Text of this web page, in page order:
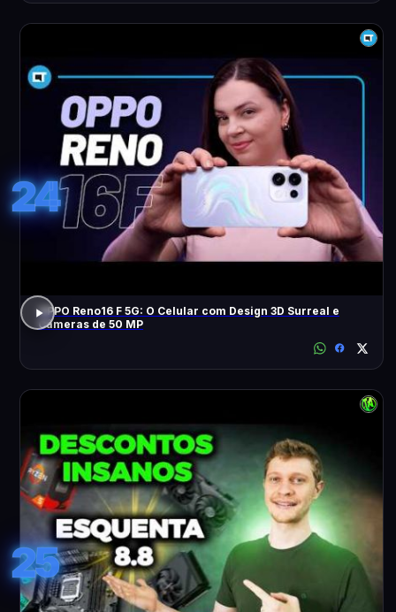
24
OPPO Reno16 F 5G: O Celular com Design 3D Surreal e
Câmeras de 50 MP
25